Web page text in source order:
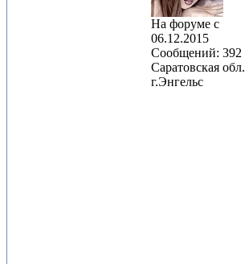
На форуме с
06.12.2015
Сообщений: 392
Саратовская обл.
г.Энгельс